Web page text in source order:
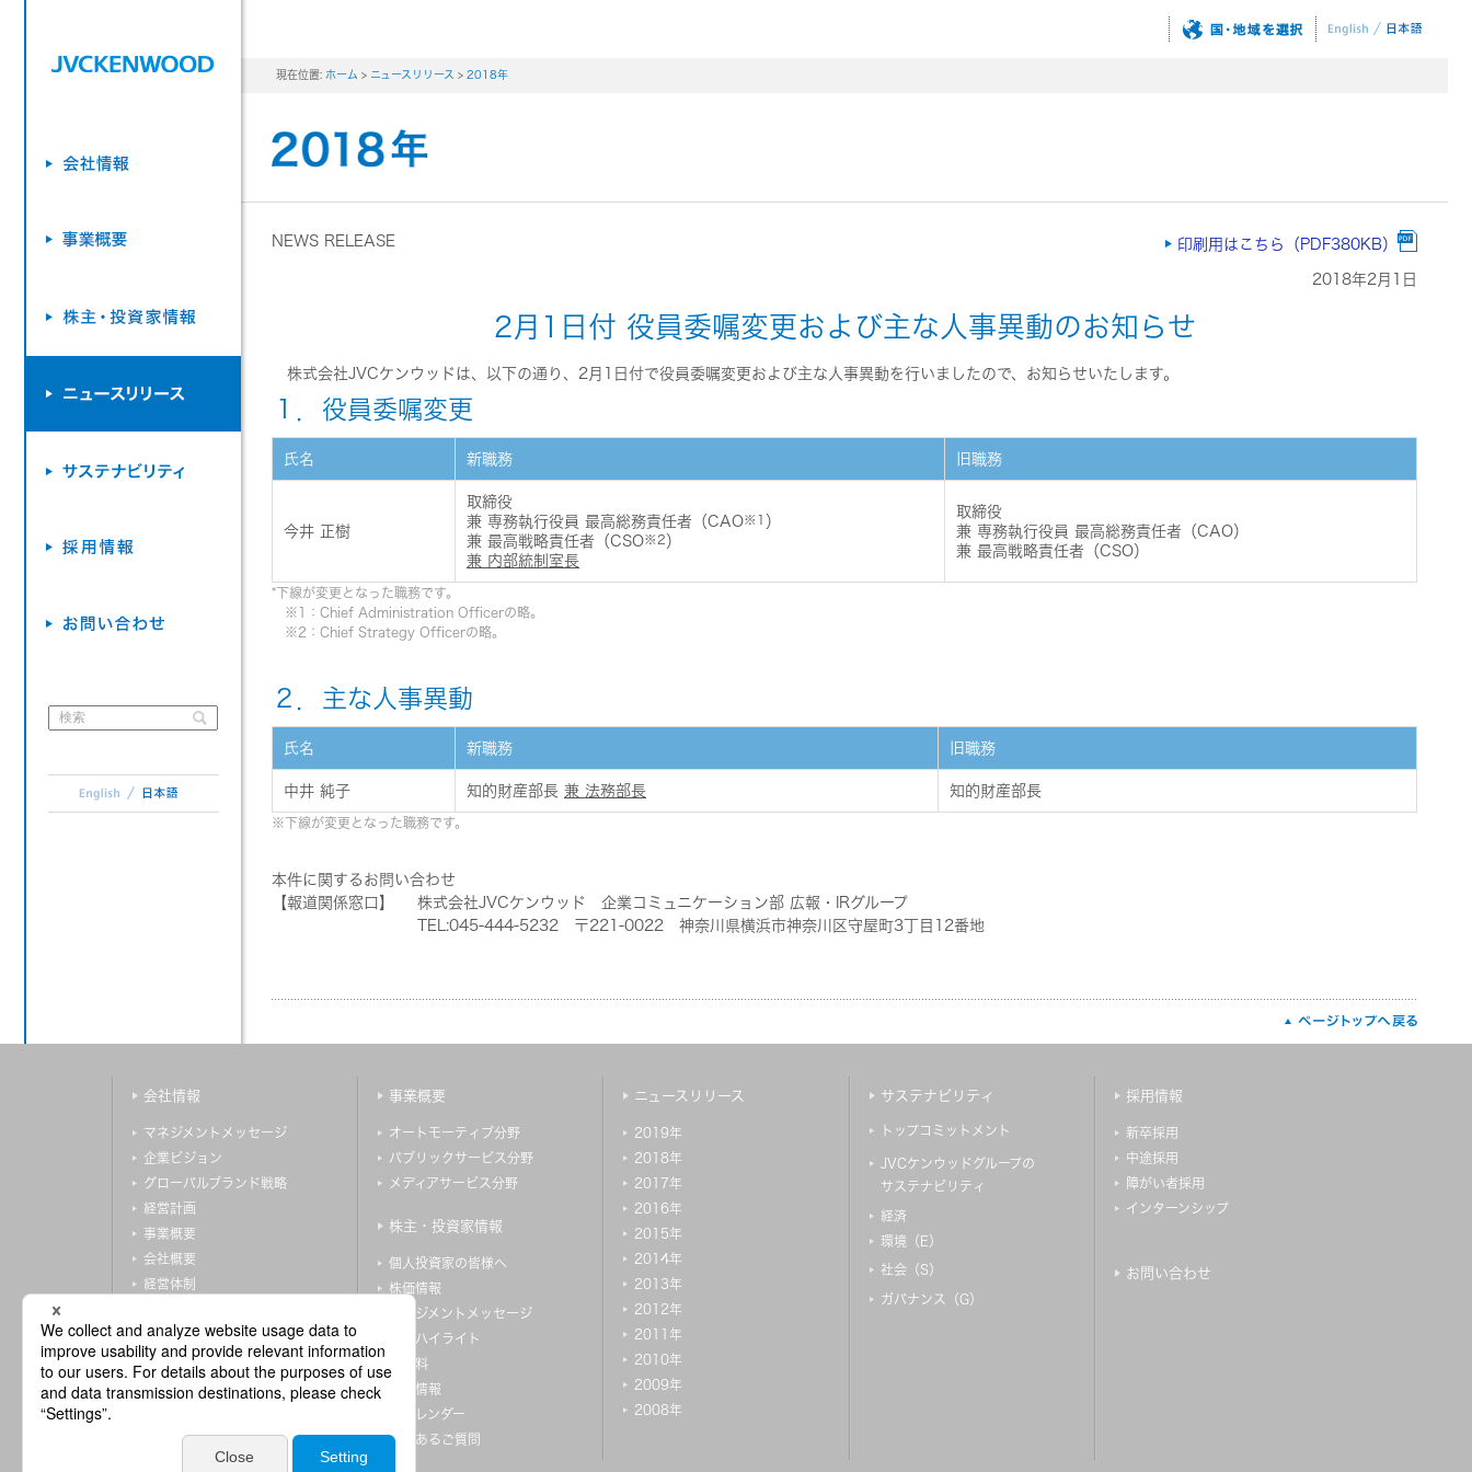
現在位置: ホーム > ニュースリリース > 2018年
NEWS RELEASE 印刷用はこちら（PDF380KB）
2018年2月1日
2月1日付 役員委嘱変更および主な人事異動のお知らせ
株式会社JVCケンウッドは、以下の通り、2月1日付で役員委嘱変更および主な人事異動を行いましたので、お知らせいたします。
１．役員委嘱変更
氏名 新職務 旧職務
今井 正樹
取締役
兼 専務執行役員 最高総務責任者（CAO※1 ）
兼 最高戦略責任者（CSO※2 ）
兼 内部統制室長
取締役
兼 専務執行役員 最高総務責任者（CAO）
兼 最高戦略責任者（CSO）
*下線が変更となった職務です。
※1：Chief Administration Officerの略。
※2：Chief Strategy Officerの略。
２．主な人事異動
氏名 新職務 旧職務
中井 純子 知的財産部長 兼 法務部長 知的財産部長
※下線が変更となった職務です。
本件に関するお問い合わせ
【報道関係窓口】
株式会社JVCケンウッド 企業コミュニケーション部 広報・IRグループ
TEL:045-444-5232 〒221-0022 神奈川県横浜市神奈川区守屋町3丁目12番地
会社情報
マネジメントメッセージ
企業ビジョン
グローバルブランド戦略
経営計画
事業概要
会社概要
経営体制
コーポレート・ガバナンス
リスクマネジメント
事業概要
オートモーティブ分野
パブリックサービス分野
メディアサービス分野
株主・投資家情報
個人投資家の皆様へ
株価情報
マネジメントメッセージ
財務ハイライト
IR資料
株式情報
IRカレンダー
よくあるご質問
ニュースリリース
2019年
2018年
2017年
2016年
2015年
2014年
2013年
2012年
2011年
2010年
2009年
2008年
サステナビリティ
トップコミットメント
JVCケンウッドグループの
サステナビリティ
経済
環境（E）
社会（S）
ガバナンス（G）
採用情報
新卒採用
中途採用
障がい者採用
インターンシップ
お問い合わせ